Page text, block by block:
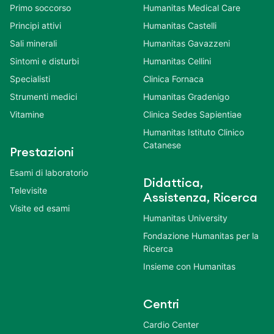
Primo soccorso
Principi attivi
Sali minerali
Sintomi e disturbi
Specialisti
Strumenti medici
Vitamine
Prestazioni
Esami di laboratorio
Televisite
Visite ed esami
Humanitas Medical Care
Humanitas Castelli
Humanitas Gavazzeni
Humanitas Cellini
Clinica Fornaca
Humanitas Gradenigo
Clinica Sedes Sapientiae
Humanitas Istituto Clinico
Catanese
Didattica,
Assistenza, Ricerca
Humanitas University
Fondazione Humanitas per la
Ricerca
Insieme con Humanitas
Centri
Cardio Center